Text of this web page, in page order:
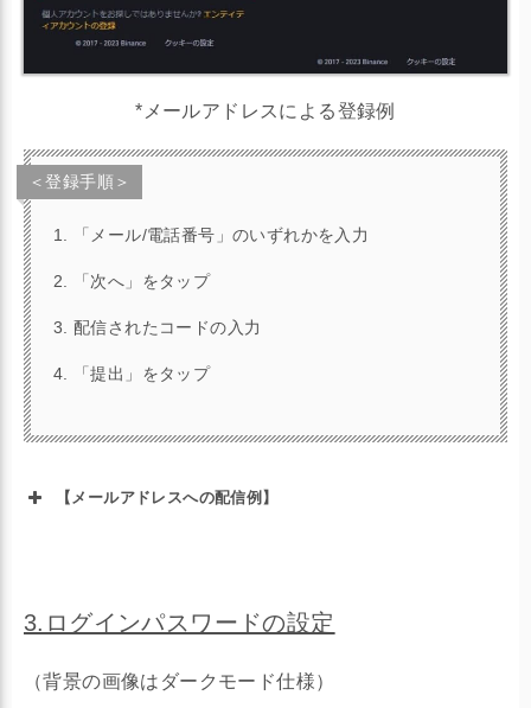
*メールアドレスによる登録例
＜登録手順＞
「メール/電話番号」のいずれかを入力
「次へ」をタップ
配信されたコードの入力
「提出」をタップ
【メールアドレスへの配信例】
3.ログインパスワードの設定
（背景の画像はダークモード仕様）